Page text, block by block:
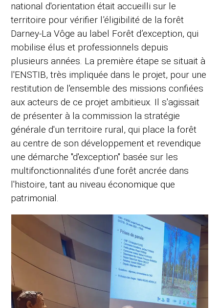
national d'orientation était accueilli sur le
territoire pour vérifier l’éligibilité de la forêt
Darney-La Vôge au label Forêt d’exception, qui
mobilise élus et professionnels depuis
plusieurs années. La première étape se situait à
l'ENSTIB, très impliquée dans le projet, pour une
restitution de l'ensemble des missions confiées
aux acteurs de ce projet ambitieux. Il s'agissait
de présenter à la commission la stratégie
générale d'un territoire rural, qui place la forêt
au centre de son développement et revendique
une démarche "d'exception" basée sur les
multifonctionnalités d'une forêt ancrée dans
l'histoire, tant au niveau économique que
patrimonial.